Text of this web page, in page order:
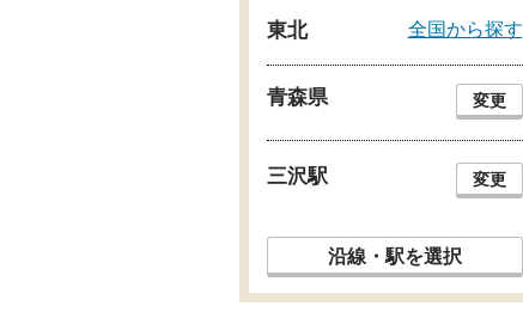
東北 全国から探す
青森県 変更
三沢駅 変更
沿線・駅を選択